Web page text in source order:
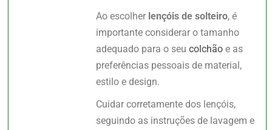
Ao escolher lençóis de solteiro, é
importante considerar o tamanho
adequado para o seucolchão e as
preferências pessoais de material,
estilo e design.
Cuidar corretamente dos lençóis,
seguindo as instruções de lavagem e